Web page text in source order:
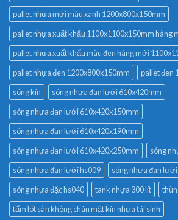
pallet nhựa mới màu xanh 1200x800x150mm
pallet nhựa xuất khẩu 1100x1100x150mm hàng
pallet nhựa xuất khẩu màu đen hàng mới
pallet nhựa đen 1200x800x150mm
pallet đen
sóng kín
sóng nhựa đan lưới 610x420mm
sóng nhựa đan lưới 610x420x150mm
sóng nhựa đan lưới 610x420x190mm
sóng nhựa đan lưới 610x420x250mm
sóng
sóng nhựa đan lưới hs009
sóng nhựa đan
sóng nhựa đặc hs040
tank nhựa 300 lít
tấm lót sàn không chân mặt kín nhựa tái sinh